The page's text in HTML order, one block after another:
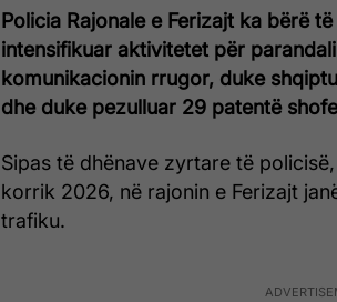
Policia Rajonale e Ferizajt ka bërë
intensifikuar aktivitetet për
komunikacionin rrugor, duke
dhe duke pezulluar 29 patentë
Sipas të dhënave zyrtare të
korrik 2026, në rajonin e Ferizajt
trafiku.